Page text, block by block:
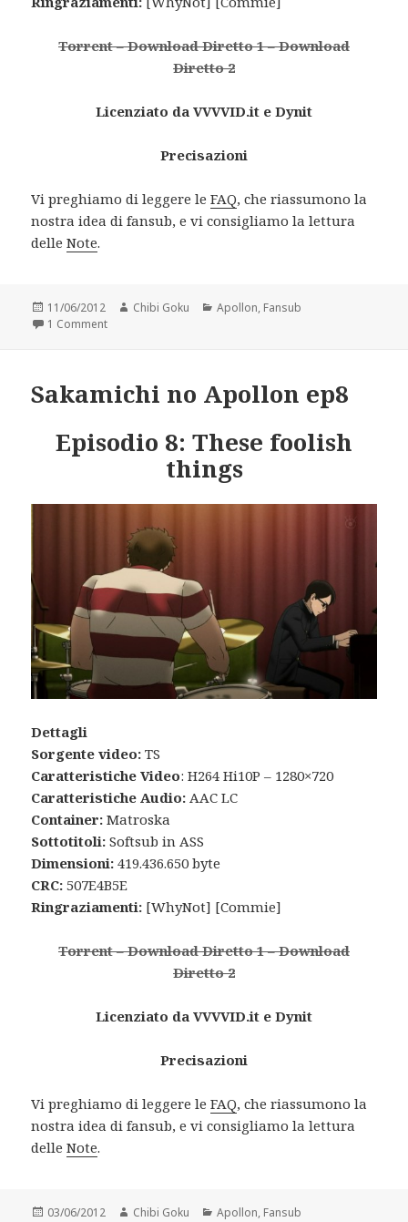
Torrent–Download Diretto 1–Download
Diretto 2
Licenziato da VVVVID.it e Dynit
Precisazioni
Vi preghiamo di leggere leFAQ, che riassumono la
nostra idea di fansub, e vi consigliamo la lettura
delleNote.
Posted
on
11/06/2012 Author
Chibi Goku Categories
Apollon, Fansub
1 Commenton Sakamichi no Apollon ep9
Sakamichi no Apollon ep8
Episodio 8: These foolish
things
Dettagli
Sorgente video:TS
Caratteristiche Video: H264 Hi10P – 1280×720
Caratteristiche Audio: AAC LC
Container: Matroska
Sottotitoli: Softsub in ASS
Dimensioni: 419.436.650 byte
CRC: 507E4B5E
Ringraziamenti: [WhyNot] [Commie]
Torrent–Download Diretto 1–Download
Diretto 2
Licenziato da VVVVID.it e Dynit
Precisazioni
Vi preghiamo di leggere leFAQ, che riassumono la
nostra idea di fansub, e vi consigliamo la lettura
delleNote.
Posted
03/06/2012 Author
Chibi Goku Categories
Apollon, Fansub